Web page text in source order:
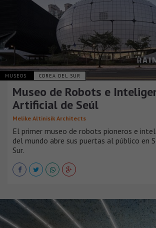
MUSEOS COREA DEL SUR
Museo de Robots e
Artificial de Seúl
Melike Altinisik Architects
El primer museo de robots pioneros e
del mundo abre sus puertas al público en
Sur.